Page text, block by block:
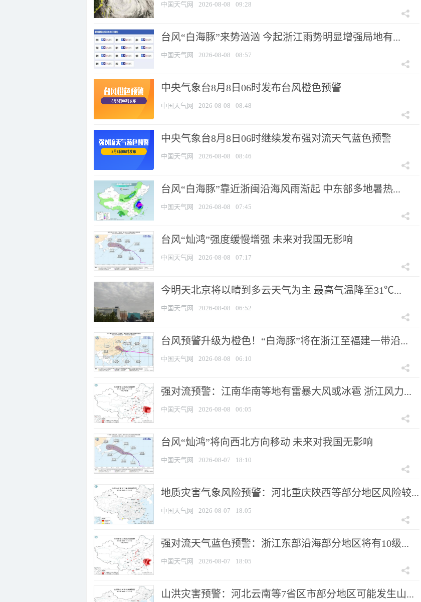
中国天气网 2026-08-08 09:28
台风“白海豚”来势汹汹 今起浙江雨势明显增强局地有...
中国天气网 2026-08-08 08:57
中央气象台8月8日06时发布台风橙色预警
中国天气网 2026-08-08 08:48
中央气象台8月8日06时继续发布强对流天气蓝色预警
中国天气网 2026-08-08 08:46
台风“白海豚”靠近浙闽沿海风雨渐起 中东部多地暑热...
中国天气网 2026-08-08 07:45
台风“灿鸿”强度缓慢增强 未来对我国无影响
中国天气网 2026-08-08 07:17
今明天北京将以晴到多云天气为主 最高气温降至31℃...
中国天气网 2026-08-08 06:52
台风预警升级为橙色！“白海豚”将在浙江至福建一带沿...
中国天气网 2026-08-08 06:10
强对流预警：江南华南等地有雷暴大风或冰雹 浙江风力...
中国天气网 2026-08-08 06:05
台风“灿鸿”将向西北方向移动 未来对我国无影响
中国天气网 2026-08-07 18:10
地质灾害气象风险预警：河北重庆陕西等部分地区风险较...
中国天气网 2026-08-07 18:05
强对流天气蓝色预警：浙江东部沿海部分地区将有10级...
中国天气网 2026-08-07 18:05
山洪灾害预警：河北云南等7省区市部分地区可能发生山...